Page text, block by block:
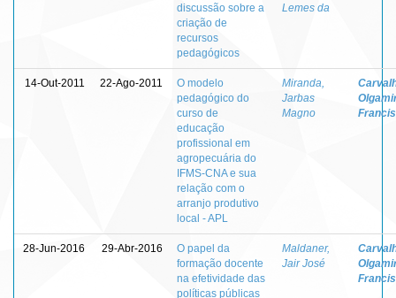
discussão sobre a
criação de
recursos
pedagógicos
Lemes da
14-Out-2011 22-Ago-2011
O modelo
pedagógico do
curso de
educação
profissional em
agropecuária do
IFMS-CNA e sua
relação com o
arranjo produtivo
local - APL
Miranda,
Jarbas
Magno
28-Jun-2016 29-Abr-2016
O papel da
formação docente
na efetividade das
políticas públicas
Maldaner,
Jair José